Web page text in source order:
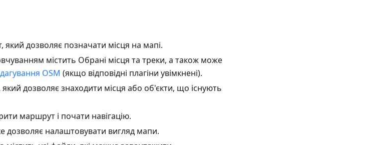
який дозволяє позначати місця на мапі.
містить Обрані місця та треки, а також може
OSM (якщо відповідні плагіни увімкнені).
дозволяє знаходити місця або об'єкти, що існують
маршрут і почати навігацію.
дозволяє налаштовувати вигляд мапи.